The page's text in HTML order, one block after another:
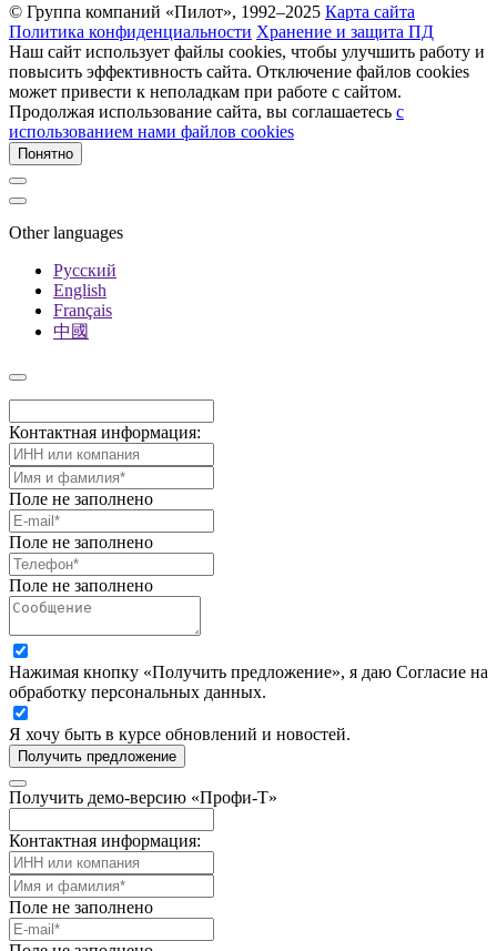
© Группа компаний «Пилот», 1992–2025 Карта сайта
Политика конфиденциальности Хранение и защита ПД
Наш сайт использует файлы cookies, чтобы улучшить работу и
повысить эффективность сайта. Отключение файлов cookies
может привести к неполадкам при работе с сайтом.
Продолжая использование сайта, вы соглашаетесь c
использованием нами файлов cookies
Понятно
Other languages
Русский
English
Français
中國
Контактная информация:
Поле не заполнено
Поле не заполнено
Поле не заполнено
Нажимая кнопку «Получить предложение», я даю Согласие на
обработку персональных данных.
Я хочу быть в курсе обновлений и новостей.
Получить предложение
Получить демо-версию «Профи-Т»
Контактная информация:
Поле не заполнено